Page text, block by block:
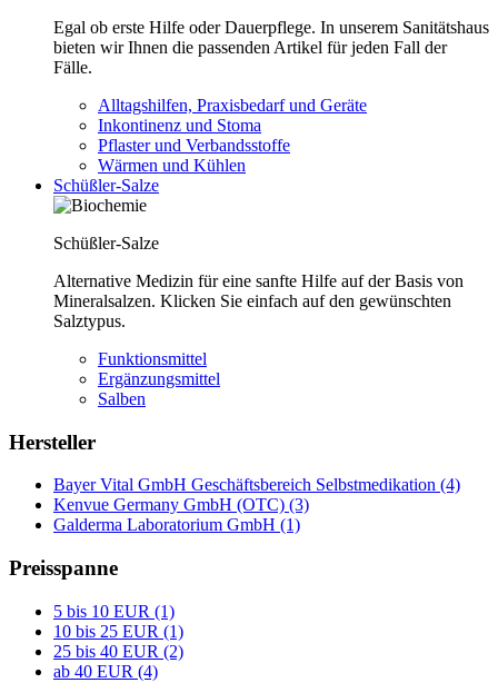
Egal ob erste Hilfe oder Dauerpflege. In unserem Sanitätshaus
bieten wir Ihnen die passenden Artikel für jeden Fall der
Fälle.
Alltagshilfen, Praxisbedarf und Geräte
Inkontinenz und Stoma
Pflaster und Verbandsstoffe
Wärmen und Kühlen
Schüßler-Salze
Schüßler-Salze
Alternative Medizin für eine sanfte Hilfe auf der Basis von
Mineralsalzen. Klicken Sie einfach auf den gewünschten
Salztypus.
Funktionsmittel
Ergänzungsmittel
Salben
Hersteller
Bayer Vital GmbH Geschäftsbereich Selbstmedikation (4)
Kenvue Germany GmbH (OTC) (3)
Galderma Laboratorium GmbH (1)
Preisspanne
5 bis 10 EUR (1)
10 bis 25 EUR (1)
25 bis 40 EUR (2)
ab 40 EUR (4)